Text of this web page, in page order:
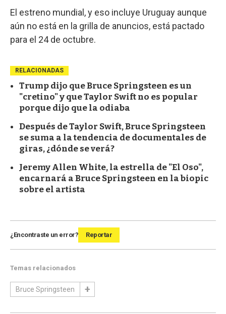
El estreno mundial, y eso incluye Uruguay aunque
aún no está en la grilla de anuncios, está pactado
para el 24 de octubre.
RELACIONADAS
Trump dijo que Bruce Springsteen es un
"cretino" y que Taylor Swift no es popular
porque dijo que la odiaba
Después de Taylor Swift, Bruce Springsteen
se suma a la tendencia de documentales de
giras, ¿dónde se verá?
Jeremy Allen White, la estrella de "El Oso",
encarnará a Bruce Springsteen en la biopic
sobre el artista
¿Encontraste un error? Reportar
Temas relacionados
Bruce Springsteen